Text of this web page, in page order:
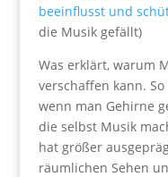
beeinflusst und
die Musik gefällt)
Was erklärt, warum
verschaffen kann.
wenn man Gehirne
die selbst Musik
hat größer
räumlichen Sehen